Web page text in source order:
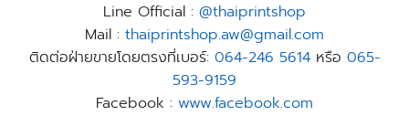
Line Official : @thaiprintshop
Mail : thaiprintshop.aw@gmail.com
ติดต่อฝ่ายขายโดยตรงที่เบอร์: 064-246 5614หรือ 065-
593-9159
Facebook : www.facebook.com